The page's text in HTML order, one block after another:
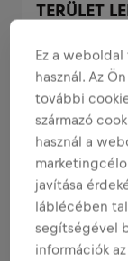
TERÜLET
PERFECT
POS
Ez a
használ. Az
további
származó
használ a
javítása
láblécében
segítségével
információk az